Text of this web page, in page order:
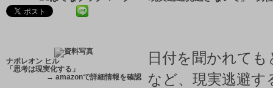
ナポレオン ヒル
「思考は現実化する」
→ amazonで詳細情報を確認
日付を聞かれて
など、現実逃避す